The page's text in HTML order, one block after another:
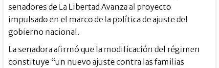
senadores de La Libertad Avanza al proyecto
impulsado en el marco de la política de ajuste del
gobierno nacional.
La senadora afirmó que la modificación del régimen
constituye “un nuevo ajuste contra las familias